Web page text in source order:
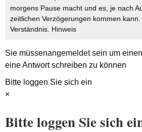
morgens Pause macht und es, je nach
zeitlichen Verzögerungen kommen
Verständnis. Hinweis
Sie müssenangemeldetsein um
eine Antwort schreiben zu können
Bitte loggen Sie sich ein
×
Bitte loggen Sie sich